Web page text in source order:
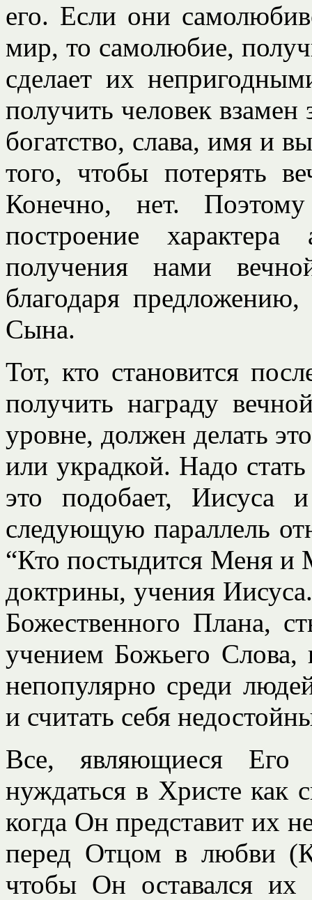
его. Если они
мир, то самолюбие,
сделает их
получить человек
богатство, слава, имя и
того, чтобы потерять
Конечно, нет.
построение
получения нами
благодаря
Сына.
Тот, кто становится
получить награду
уровне, должен делать
или украдкой. Надо
это подобает, Иисуса
следующую параллель
“Кто постыдится Меня и
доктрины, учения
Божественного Плана,
учением Божьего
непопулярно среди
и считать себя
Все, являющиеся Его
нуждаться в Христе как
когда Он представит их
перед Отцом в любви
чтобы Он оставался